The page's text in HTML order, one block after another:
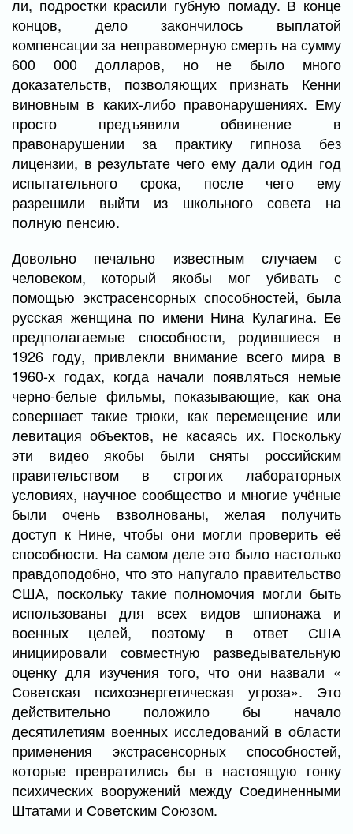
ли, подростки красили губную помаду. В конце
концов, дело закончилось выплатой
компенсации за неправомерную смерть на сумму
600 000 долларов, но не было много
доказательств, позволяющих признать Кенни
виновным в каких-либо правонарушениях. Ему
просто предъявили обвинение в
правонарушении за практику гипноза без
лицензии, в результате чего ему дали один год
испытательного срока, после чего ему
разрешили выйти из школьного совета на
полную пенсию.
Довольно печально известным случаем с
человеком, который якобы мог убивать с
помощью экстрасенсорных способностей, была
русская женщина по имени Нина Кулагина. Ее
предполагаемые способности, родившиеся в
1926 году, привлекли внимание всего мира в
1960-х годах, когда начали появляться немые
черно-белые фильмы, показывающие, как она
совершает такие трюки, как перемещение или
левитация объектов, не касаясь их. Поскольку
эти видео якобы были сняты российским
правительством в строгих лабораторных
условиях, научное сообщество и многие учёные
были очень взволнованы, желая получить
доступ к Нине, чтобы они могли проверить её
способности. На самом деле это было настолько
правдоподобно, что это напугало правительство
США, поскольку такие полномочия могли быть
использованы для всех видов шпионажа и
военных целей, поэтому в ответ США
инициировали совместную разведывательную
оценку для изучения того, что они назвали «
Советская психоэнергетическая угроза». Это
действительно положило бы начало
десятилетиям военных исследований в области
применения экстрасенсорных способностей,
которые превратились бы в настоящую гонку
психических вооружений между Соединенными
Штатами и Советским Союзом.